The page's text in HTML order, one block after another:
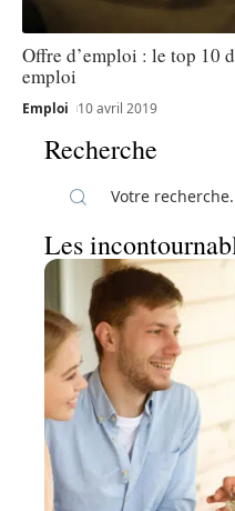
Offre d’emploi : le top 10
emploi
Emploi 10 avril 2019
Recherche
Les